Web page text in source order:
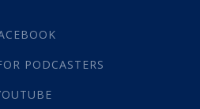
Vader(12)
(23)
PODCASTERS